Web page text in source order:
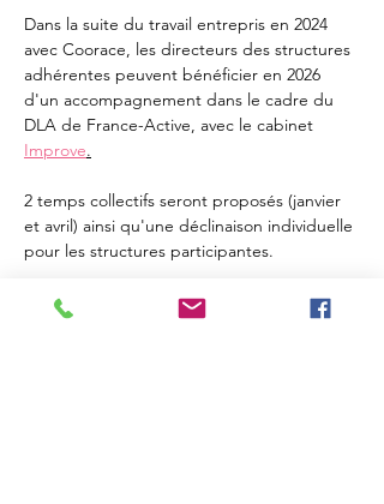
Dans la suite du travail entrepris en 2024
avec Coorace, les directeurs des structures
adhérentes peuvent bénéficier en 2026
d'un accompagnement dans le cadre du
DLA de France-Active, avec le cabinet
Improve.
2 temps collectifs seront proposés (janvier
et avril) ainsi qu'une déclinaison individuelle
pour les structures participantes.
En lire plus >